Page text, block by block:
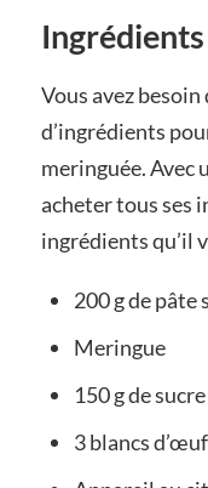
Vous avez
d’ingrédients
meringuée. Avec
acheter tous ses
ingrédients qu’il
200 g de pâte
Meringue
150 g de
3 blancs